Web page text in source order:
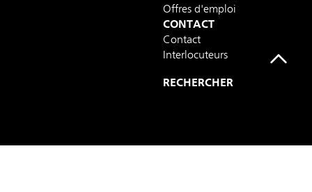
Offres d'emploi
CONTACT
Contact
Interlocuteurs
RECHERCHER